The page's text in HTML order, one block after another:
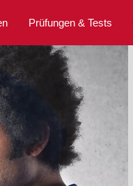
Prüfungen & Tests